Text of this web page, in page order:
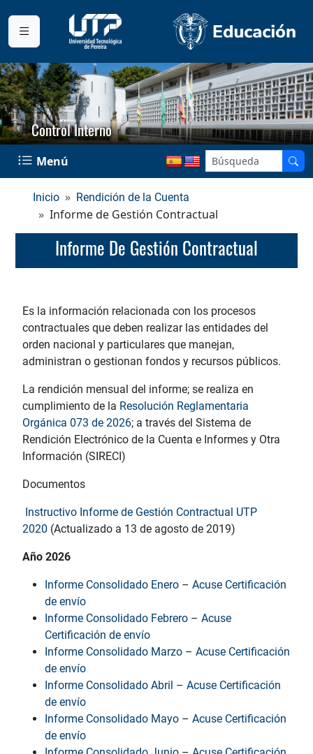
Control Interno
Menú
Inicio Rendición de la Cuenta
Informe de Gestión Contractual
Informe De Gestión Contractual
Es la información relacionada con los procesos
contractuales que deben realizar las entidades del
orden nacional y particulares que manejan,
administran o gestionan fondos y recursos públicos.
La rendición mensual del informe; se realiza en
cumplimiento de la Resolución Reglamentaria
Orgánica 073 de 2026; a través del Sistema de
Rendición Electrónico de la Cuenta e Informes y Otra
Información (SIRECI)
Documentos
Instructivo Informe de Gestión Contractual UTP
2020 (Actualizado a 13 de agosto de 2019)
Año 2026
Informe Consolidado Enero – Acuse Certificación
de envío
Informe Consolidado Febrero – Acuse
Certificación de envío
Informe Consolidado Marzo – Acuse Certificación
de envío
Informe Consolidado Abril – Acuse Certificación
de envío
Informe Consolidado Mayo – Acuse Certificación
de envío